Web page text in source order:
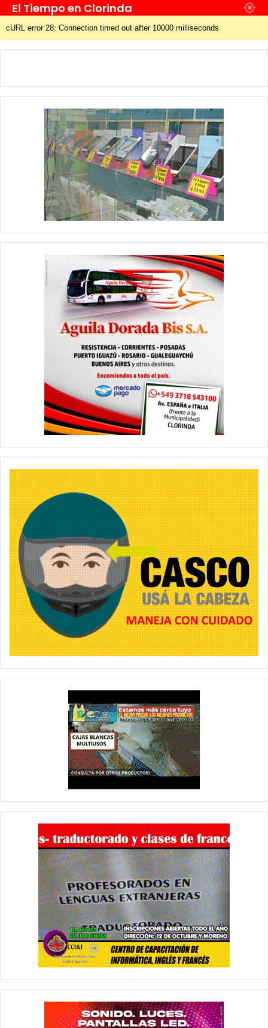
El Tiempo en Clorinda
cURL error 28: Connection timed out after 10000 milliseconds